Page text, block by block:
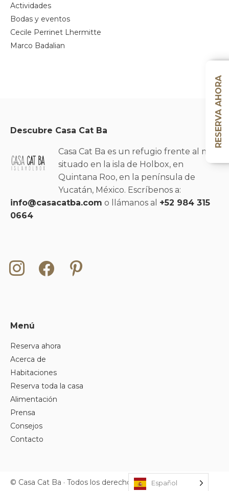
Actividades
Bodas y eventos
Cecile Perrinet Lhermitte
Marco Badalian
Descubre Casa Cat Ba
Casa Cat Ba es un refugio frente al mar
situado en la isla de Holbox, en
Quintana Roo, en la península de
Yucatán, México. Escríbenos a:
info@casacatba.com o llámanos al +52 984 315
0664
InstagramFacebookPinterest
Menú
Reserva ahora
Acerca de
Habitaciones
Reserva toda la casa
Alimentación
Prensa
Consejos
Contacto
© Casa Cat Ba · Todos los derechos reservados.
RESERVA AHORA
Español